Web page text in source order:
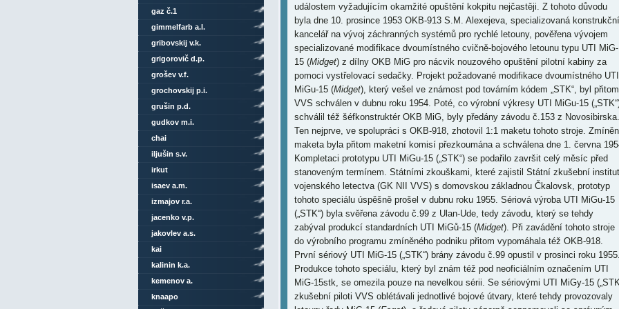
událostem vyžadujícím okamžité opuštění kokpitu nejčastěji. Z tohoto důvodu
byla dne 10. prosince 1953 OKB-913 S.M. Alexejeva, specializovaná konstrukční
kancelář na vývoj záchranných systémů pro rychlé letouny, pověřena vývojem
specializované modifikace dvoumístného cvičně-bojového letounu typu UTI MiG-
15 (Midget) z dílny OKB MiG pro nácvik nouzového opuštění pilotní kabiny za
pomoci vystřelovací sedačky. Projekt požadované modifikace dvoumístného UTI
MiGu-15 (Midget), který vešel ve známost pod továrním kódem „STK“, byl přitom
VVS schválen v dubnu roku 1954. Poté, co výrobní výkresy UTI MiGu-15
schválil též šéfkonstruktér OKB MiG, byly předány závodu č.153 z Novosibirska.
Ten nejprve, ve spolupráci s OKB-918, zhotovil 1:1 maketu tohoto stroje.
maketa byla přitom maketní komisí přezkoumána a schválena dne 1. června
Kompletaci prototypu UTI MiGu-15 („STK“) se podařilo završit celý měsíc před
stanoveným termínem. Státními zkouškami, které zajistil Státní zkušební institut
vojenského letectva (GK NII VVS) s domovskou základnou Čkalovsk, prototyp
tohoto speciálu úspěšně prošel v dubnu roku 1955. Sériová výroba UTI MiGu-15
(„STK“) byla svěřena závodu č.99 z Ulan-Ude, tedy závodu, který se tehdy
zabýval produkcí standardních UTI MiGů-15 (Midget). Při zavádění tohoto stroje
do výrobního programu zmíněného podniku přitom vypomáhala též OKB-918.
První sériový UTI MiG-15 („STK“) brány závodu č.99 opustil v prosinci roku 1955.
Produkce tohoto speciálu, který byl znám též pod neoficiálním označením UTI
MiG-15stk, se omezila pouze na nevelkou sérii. Se sériovými UTI MiGy-15
zkušební piloti VVS oblétávali jednotlivé bojové útvary, které tehdy provozovaly
gaz č.1
gimmelfarb a.l.
gribovskij v.k.
grigorovič d.p.
grošev v.f.
grochovskij p.i.
grušin p.d.
gudkov m.i.
chai
iljušin s.v.
irkut
isaev a.m.
izmajov r.a.
jacenko v.p.
jakovlev a.s.
kai
kalinin k.a.
kemenov a.
knaapo